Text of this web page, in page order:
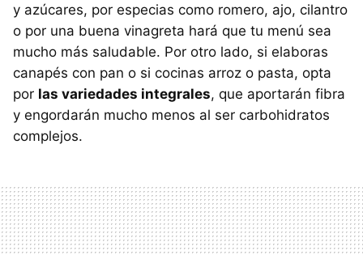
y azúcares, por especias como romero, ajo, cilantro
o por una buena vinagreta hará que tu menú sea
mucho más saludable. Por otro lado, si elaboras
canapés con pan o si cocinas arroz o pasta, opta
por las variedades integrales, que aportarán fibra
y engordarán mucho menos al ser carbohidratos
complejos.